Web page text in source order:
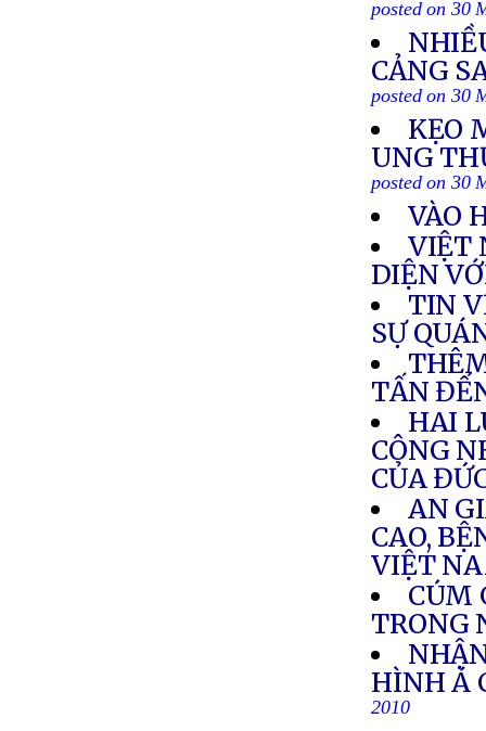
posted on 30
CẢNG
posted on 30
KẸO
UNG
posted on 30
VÀO
VIỆT
DIỆN
TIN
SỰ
TẤN
HAI
CÔNG
CỦA
AN
CAO,
VIỆT
CÚM
TRONG
HÌNH Á
2010